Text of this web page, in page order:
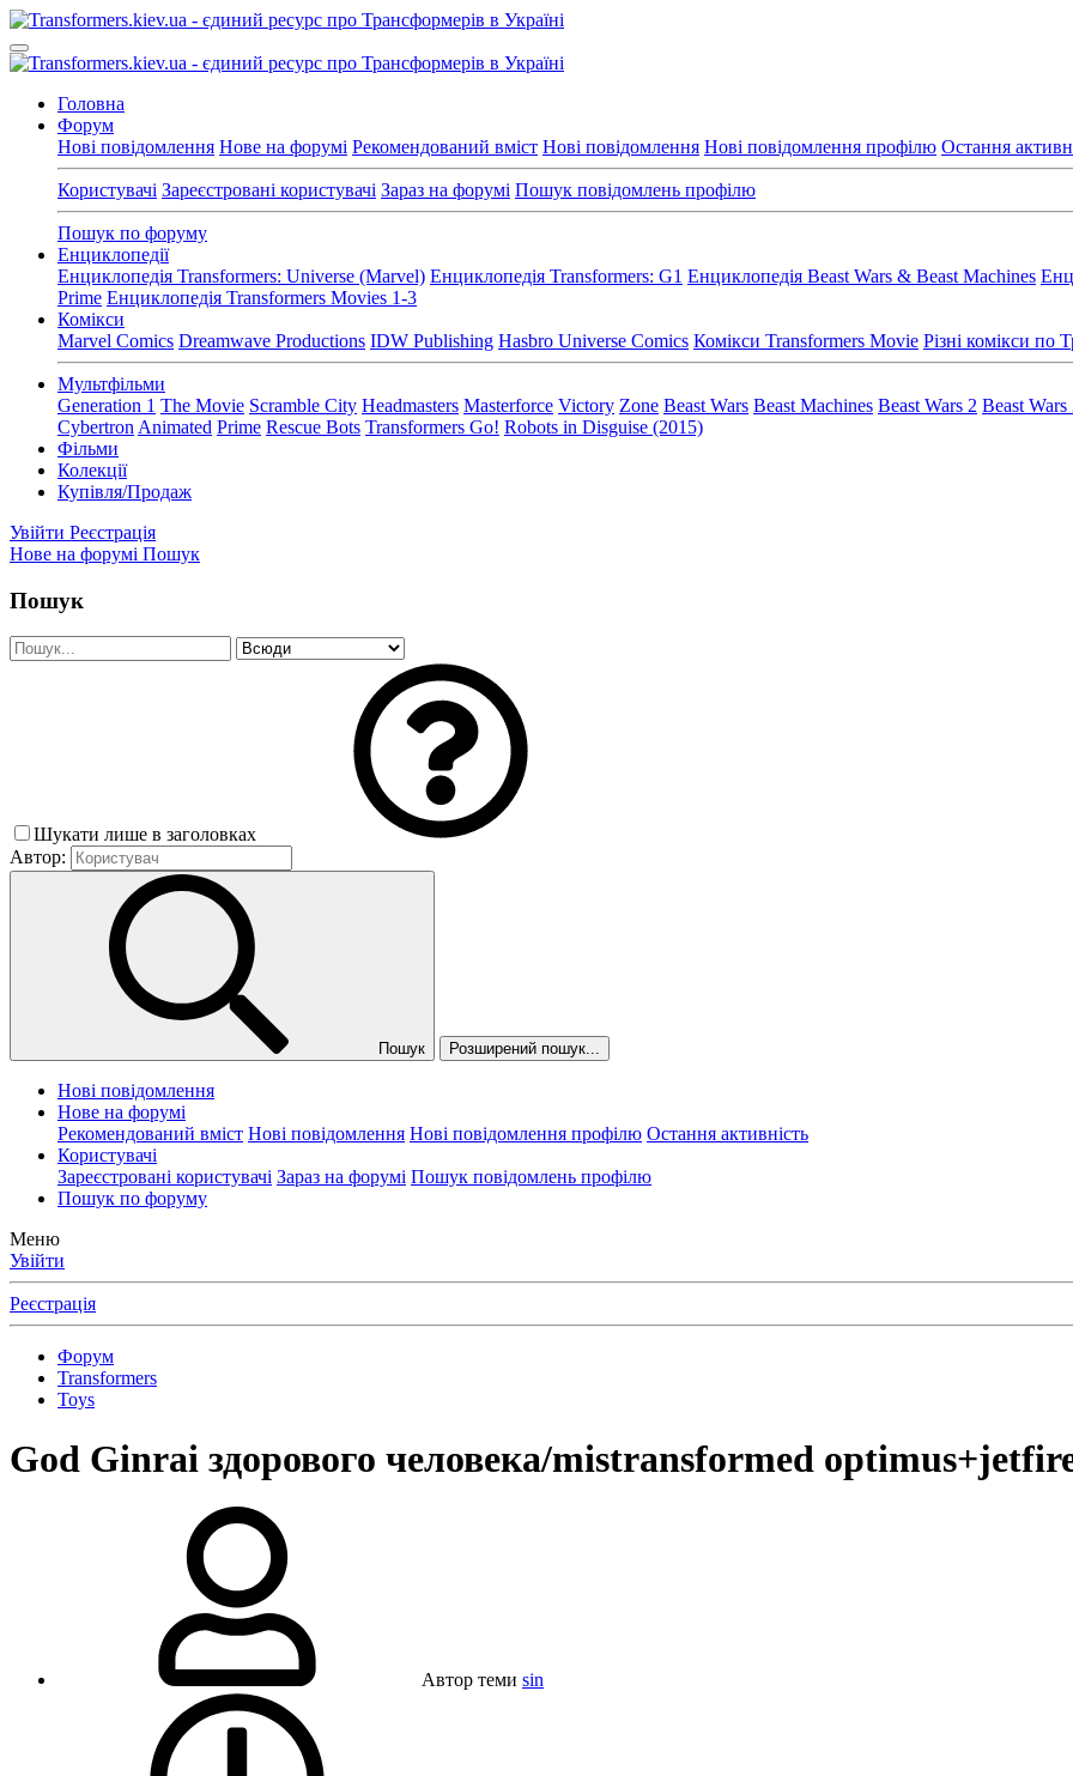
Головна
Форум
Нові повідомлення Нове на форумі Рекомендований вміст Нові повідомлення Нові повідомлення профілю Остання
Користувачі Зареєстровані користувачі Зараз на форумі Пошук повідомлень профілю
Пошук по форуму
Енциклопедії
Енциклопедія Transformers: Universe (Marvel) Енциклопедія Transformers: G1 Енциклопедія Beast Wars & Beast Machines
Prime Енциклопедія Transformers Movies 1-3
Комікси
Marvel Comics Dreamwave Productions IDW Publishing Hasbro Universe Comics Комікси Transformers Movie Різні комікси по
Мультфільми
Generation 1 The Movie Scramble City Headmasters Masterforce Victory Zone Beast Wars Beast Machines Beast Wars 2 Beast
Cybertron Animated Prime Rescue Bots Transformers Go! Robots in Disguise (2015)
Фільми
Колекції
Купівля/Продаж
Увійти Реєстрація
Нове на форумі Пошук
Пошук
Шукати лише в заголовках
Автор:
Пошук Розширений пошук...
Нові повідомлення
Нове на форумі
Рекомендований вміст Нові повідомлення Нові повідомлення профілю Остання активність
Користувачі
Зареєстровані користувачі Зараз на форумі Пошук повідомлень профілю
Пошук по форуму
Меню
Увійти
Реєстрація
Форум
Transformers
Toys
God Ginrai здорового человека/mistransformed
Автор теми sin